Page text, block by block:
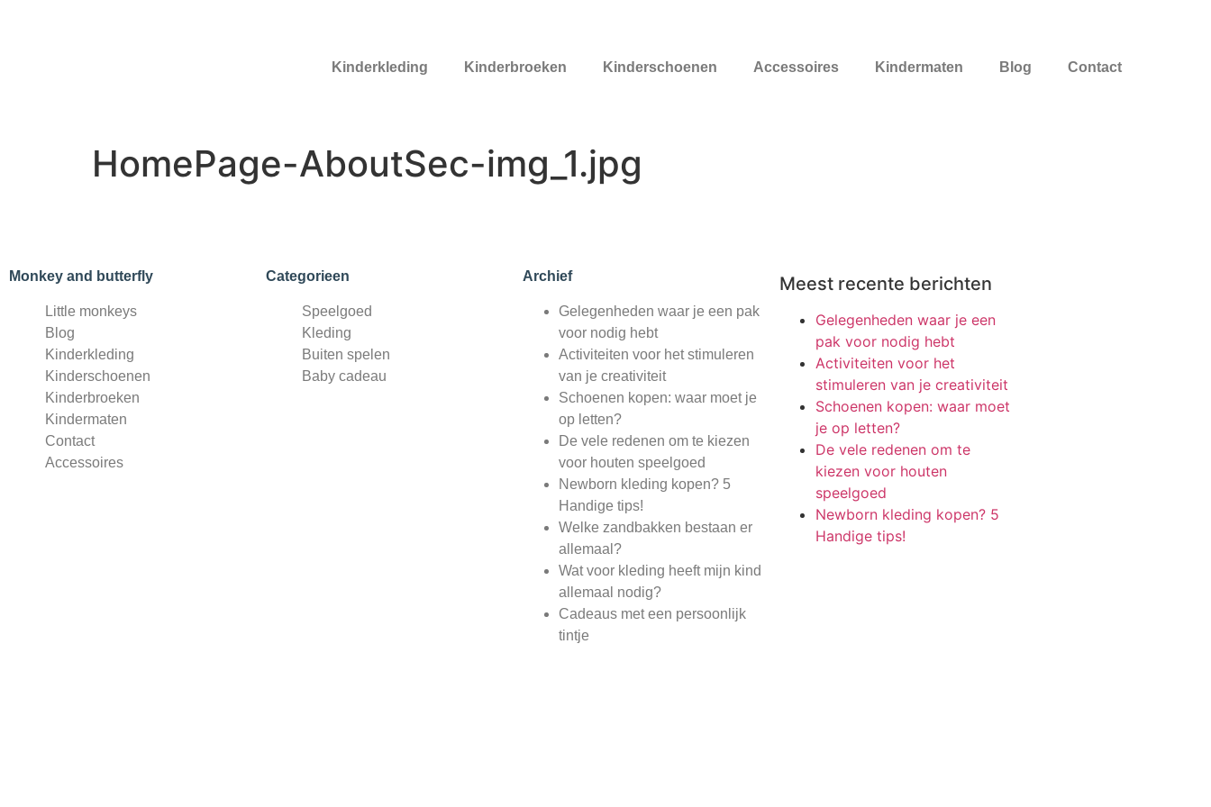
Kinderkleding Kinderbroeken Kinderschoenen Accessoires Kindermaten Blog Contact
HomePage-AboutSec-img_1.jpg
Monkey and butterfly
Little monkeys
Blog
Kinderkleding
Kinderschoenen
Kinderbroeken
Kindermaten
Contact
Accessoires
Categorieen
Speelgoed
Kleding
Buiten spelen
Baby cadeau
Archief
Gelegenheden waar je een pak
voor nodig hebt
Activiteiten voor het stimuleren
van je creativiteit
Schoenen kopen: waar moet je
op letten?
De vele redenen om te kiezen
voor houten speelgoed
Newborn kleding kopen? 5
Handige tips!
Welke zandbakken bestaan er
allemaal?
Wat voor kleding heeft mijn kind
allemaal nodig?
Cadeaus met een persoonlijk
tintje
Meest recente berichten
Gelegenheden waar je een
pak voor nodig hebt
Activiteiten voor het
stimuleren van je creativiteit
Schoenen kopen: waar moet
je op letten?
De vele redenen om te
kiezen voor houten
speelgoed
Newborn kleding kopen? 5
Handige tips!